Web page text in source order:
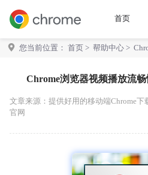
首页
您当前位置： 首页 > 帮助中心 > Chrome浏览器视频播放流畅性优化
Chrome浏览器视频播放流
文章来源： 提供好用的移动端Chrome下
官网